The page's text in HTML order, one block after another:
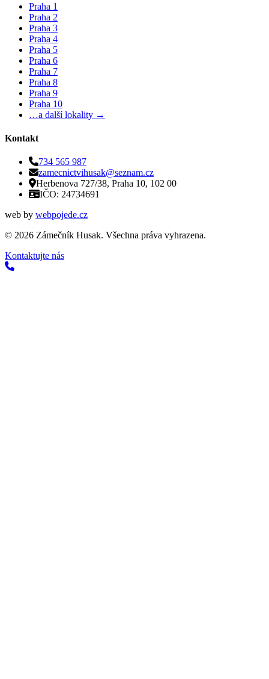
Praha 1
Praha 2
Praha 3
Praha 4
Praha 5
Praha 6
Praha 7
Praha 8
Praha 9
Praha 10
…a další lokality →
Kontakt
734 565 987
zamecnictvihusak@seznam.cz
Herbenova 727/38, Praha 10, 102 00
IČO: 24734691
web by webpojede.cz
© 2026 Zámečník Husak. Všechna práva vyhrazena.
Kontaktujte nás